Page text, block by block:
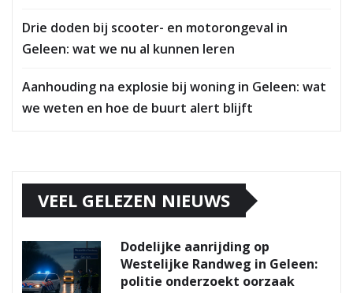
Drie doden bij scooter- en motorongeval in
Geleen: wat we nu al kunnen leren
Aanhouding na explosie bij woning in Geleen: wat
we weten en hoe de buurt alert blijft
VEEL GELEZEN NIEUWS
Dodelijke aanrijding op
Westelijke Randweg in Geleen:
politie onderzoekt oorzaak